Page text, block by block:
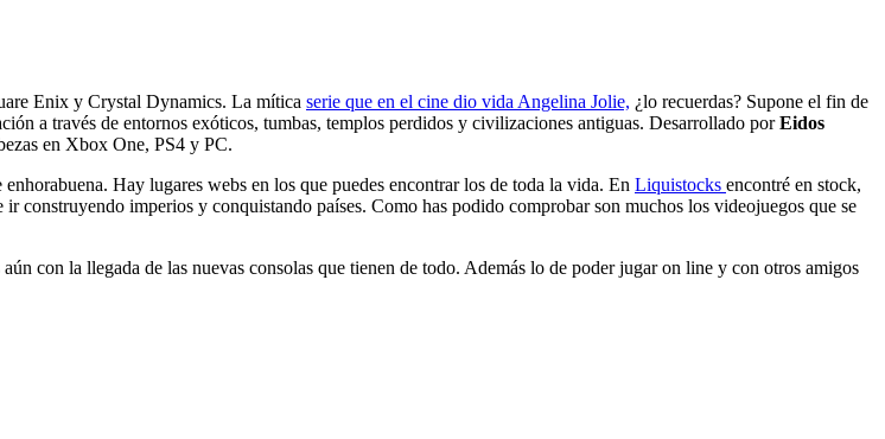
Enix y Crystal Dynamics. La mítica serie que en el cine dio vida Angelina Jolie, ¿lo recuerdas? Supone el fin de
a través de entornos exóticos, tumbas, templos perdidos y civilizaciones antiguas. Desarrollado porEidos
en Xbox One, PS4 y PC.
enhorabuena. Hay lugares webs en los que puedes encontrar los de toda la vida. En Liquistocks encontré en stock,
construyendo imperios y conquistando países. Como has podido comprobar son muchos los videojuegos que se
con la llegada de las nuevas consolas que tienen de todo. Además lo de poder jugar on line y con otros amigos